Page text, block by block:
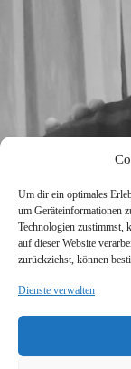
Um dir ein optimales
um Geräteinformationen
Technologien zustimmst,
auf dieser Website
zurückziehst, können
Dienste verwalten
SV Viktoria